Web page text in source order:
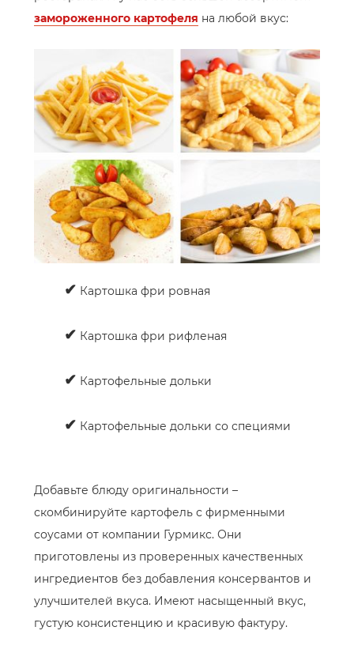
замороженного картофеля на любой вкус:
✔ Картошка фри ровная
✔ Картошка фри рифленая
✔ Картофельные дольки
✔ Картофельные дольки со специями
Добавьте блюду оригинальности –
скомбинируйте картофель с фирменными
соусами от компании Гурмикс. Они
приготовлены из проверенных качественных
ингредиентов без добавления консервантов и
улучшителей вкуса. Имеют насыщенный вкус,
густую консистенцию и красивую фактуру.